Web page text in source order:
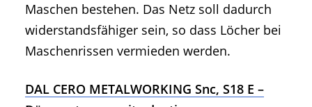
Maschen bestehen. Das Netz soll dadurch
widerstandsfähiger sein, so dass Löcher bei
Maschenrissen vermieden werden.
DAL CERO METALWORKING Snc, S18 E –